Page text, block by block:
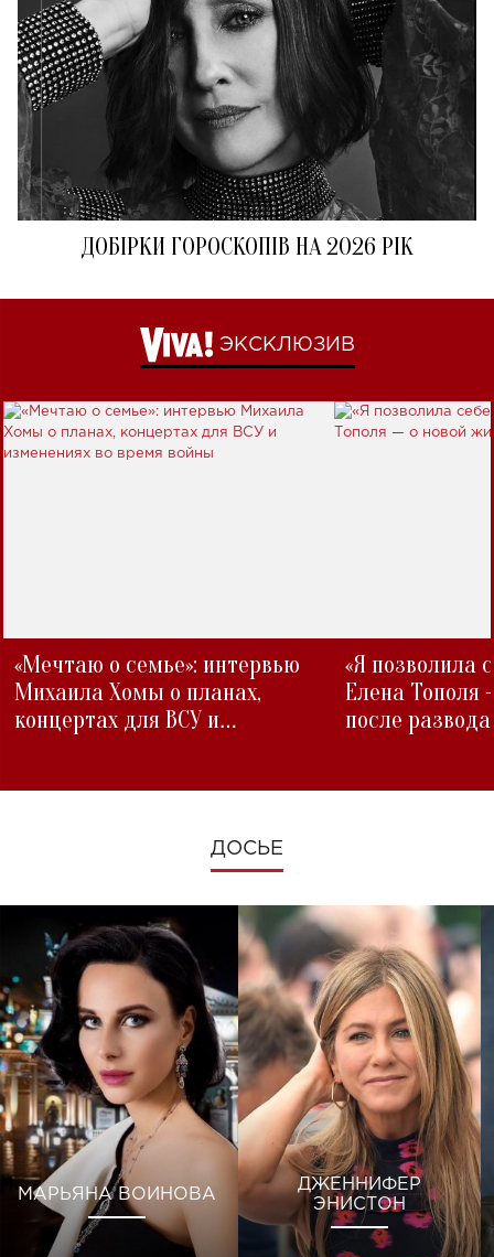
ДОБІРКИ ГОРОСКОПІВ НА 2026 РІК
ЭКСКЛЮЗИВ
«Мечтаю о семье»: интервью
Михаила Хомы о планах,
концертах для ВСУ и
«Я позволила
Елена Тополя
после развода
ДОСЬЕ
МАРЬЯНА ВОИНОВА
ДЖЕННИФЕР
ЭНИСТОН